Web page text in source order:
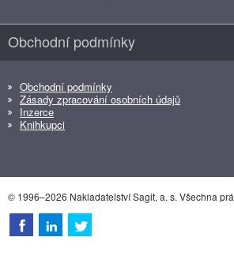
Obchodní podmínky
Obchodní podmínky
Zásady zpracování osobních údajů
Inzerce
Knihkupci
© 1996–2026 Nakladatelství Sagit, a. s. Všechna